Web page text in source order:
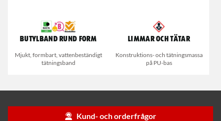
Butylband rund form
Mjukt, formbart, vattenbeständigt
tätningsband
Limmar och Tätar
Konstruktions- och tätningsmassa
på PU-bas
Kund- och orderfrågor